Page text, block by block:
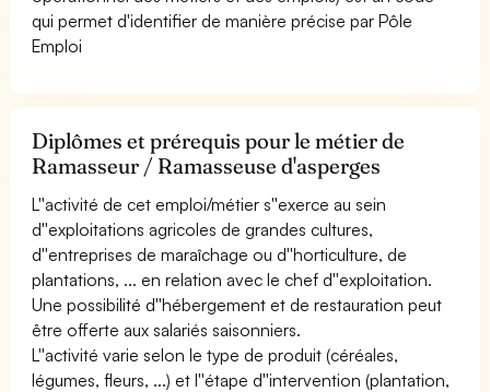
qui permet d'identifier de manière précise par Pôle
Emploi
Diplômes et prérequis pour le métier de
Ramasseur / Ramasseuse d'asperges
L''activité de cet emploi/métier s''exerce au sein
d''exploitations agricoles de grandes cultures,
d''entreprises de maraîchage ou d''horticulture, de
plantations, ... en relation avec le chef d''exploitation.
Une possibilité d''hébergement et de restauration peut
être offerte aux salariés saisonniers.
L''activité varie selon le type de produit (céréales,
légumes, fleurs, ...) et l''étape d''intervention (plantation,